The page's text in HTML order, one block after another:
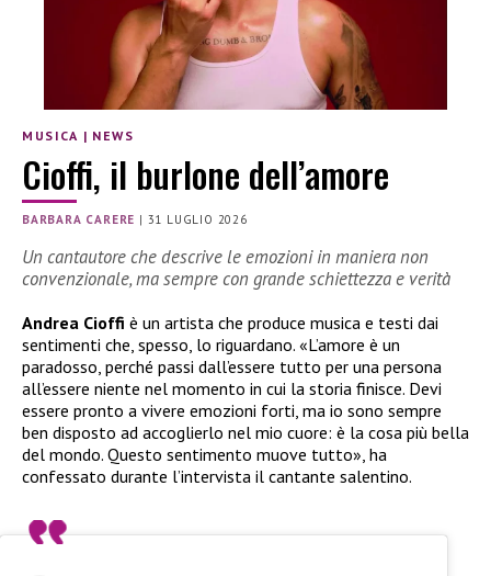
MUSICA | NEWS
Cioffi, il burlone dell’amore
BARBARA CARERE | 31 LUGLIO 2026
Un cantautore che descrive le emozioni in maniera non
convenzionale, ma sempre con grande schiettezza e verità
Andrea Cioffi è un artista che produce musica e testi dai
sentimenti che, spesso, lo riguardano. «L’amore è un
paradosso, perché passi dall’essere tutto per una persona
all’essere niente nel momento in cui la storia finisce. Devi
essere pronto a vivere emozioni forti, ma io sono sempre
ben disposto ad accoglierlo nel mio cuore: è la cosa più bella
del mondo. Questo sentimento muove tutto», ha
confessato durante l’intervista il cantante salentino.